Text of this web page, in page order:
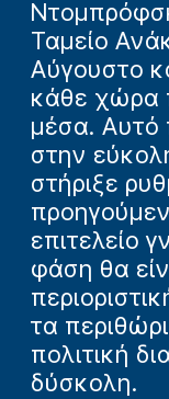
Ταμείο
Αύγουστο
κάθε χώρα
μέσα. Αυτό
στην
στήριξε
επιτελείο
φάση θα
τα
πολιτική
δύσκολη.